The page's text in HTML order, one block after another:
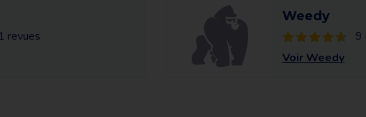
revues
Weedy
9
Voir Weedy